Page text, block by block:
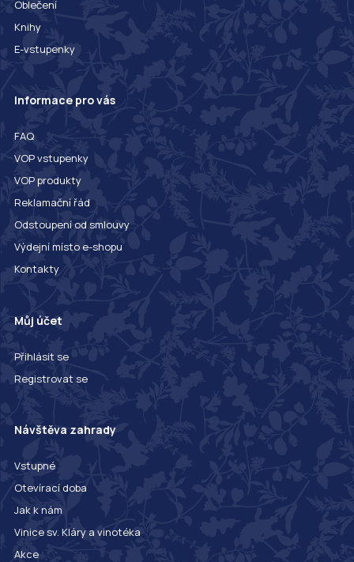
Oblečení
Knihy
E-vstupenky
Informace pro vás
FAQ
VOP vstupenky
VOP produkty
Reklamační řád
Odstoupení od smlouvy
Výdejní místo e-shopu
Kontakty
Můj účet
Přihlásit se
Registrovat se
Návštěva zahrady
Vstupné
Otevírací doba
Jak k nám
Vinice sv. Kláry a vinotéka
Akce